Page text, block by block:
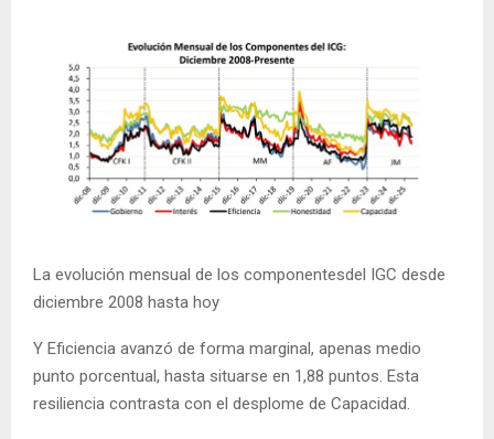
La evolución mensual de los componentesdel IGC desde
diciembre 2008 hasta hoy
Y Eficiencia avanzó de forma marginal, apenas medio
punto porcentual, hasta situarse en 1,88 puntos. Esta
resiliencia contrasta con el desplome de Capacidad.